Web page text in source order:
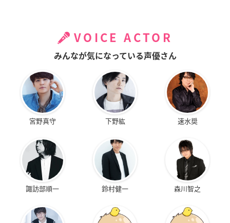
VOICE ACTOR
みんなが気になっている声優さん
宮野真守 下野紘 速水奨
諏訪部順一 鈴村健一 森川智之